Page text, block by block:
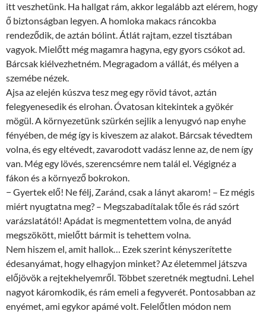
itt veszhetünk. Ha hallgat rám, akkor legalább azt elérem, hogy
ő biztonságban legyen. A homloka makacs ráncokba
rendeződik, de aztán bólint. Átlát rajtam, ezzel tisztában
vagyok. Mielőtt még magamra hagyna, egy gyors csókot ad.
Bárcsak kiélvezhetném. Megragadom a vállát, és mélyen a
szemébe nézek.
Ajsa az elején kúszva tesz meg egy rövid távot, aztán
felegyenesedik és elrohan. Óvatosan kitekintek a gyökér
mögül. A környezetünk szürkén sejlik a lenyugvó nap enyhe
fényében, de még így is kiveszem az alakot. Bárcsak tévedtem
volna, és egy eltévedt, zavarodott vadász lenne az, de nem így
van. Még egy lövés, szerencsémre nem talál el. Végignéz a
fákon és a környező bokrokon.
− Gyertek elő! Ne félj, Zaránd, csak a lányt akarom! – Ez mégis
miért nyugtatna meg? – Megszabadítalak tőle és rád szórt
varázslatától! Apádat is megmentettem volna, de anyád
megszökött, mielőtt bármit is tehettem volna.
Nem hiszem el, amit hallok… Ezek szerint kényszerítette
édesanyámat, hogy elhagyjon minket? Az életemmel játszva
előjövök a rejtekhelyemről. Többet szeretnék megtudni. Lehel
nagyot káromkodik, és rám emeli a fegyverét. Pontosabban az
enyémet, ami egykor apámé volt. Felelőtlen módon nem